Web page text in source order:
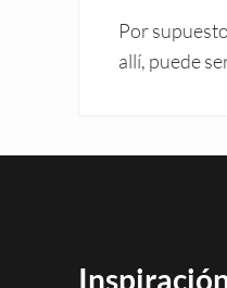
Por
allí, puede